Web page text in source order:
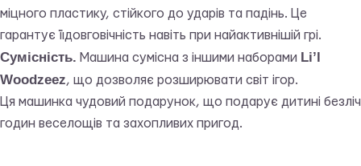
міцного пластику, стійкого до ударів та падінь. Це
гарантує її довговічність навіть при найактивнішій грі.
Сумісність. Машина сумісна з іншими наборами Li’l
Woodzeez, що дозволяє розширювати світ ігор.
Ця машинка чудовий подарунок, що подарує дитині безліч
годин веселощів та захопливих пригод.